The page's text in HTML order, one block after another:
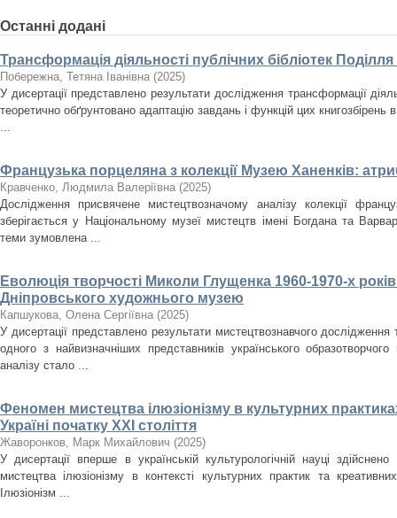
Останні додані
Трансформація діяльності публічних бібліотек
Побережна, Тетяна Іванівна (2025)
У дисертації представлено результати дослідження трансформації
теоретично обґрунтовано адаптацію завдань і функцій цих книгозбірень
...
Французька порцеляна з колекції Музею Ханенків:
Кравченко, Людмила Валеріївна (2025)
Дослідження присвячене мистецтвозначому аналізу колекції
зберігається у Національному музеї мистецтв імені Богдана та
теми зумовлена ...
Еволюція творчості Миколи Глущенка 1960-1970-х
Дніпровського художнього музею
Капшукова, Олена Сергіївна (2025)
У дисертації представлено результати мистецтвознавчого
одного з найвизначніших представників українського
аналізу стало ...
Феномен мистецтва ілюзіонізму в культурних
Україні початку ХХІ століття
Жаворонков, Марк Михайлович (2025)
У дисертації вперше в українській культурологічній науці
мистецтва ілюзіонізму в контексті культурних практик та
Ілюзіонізм ...